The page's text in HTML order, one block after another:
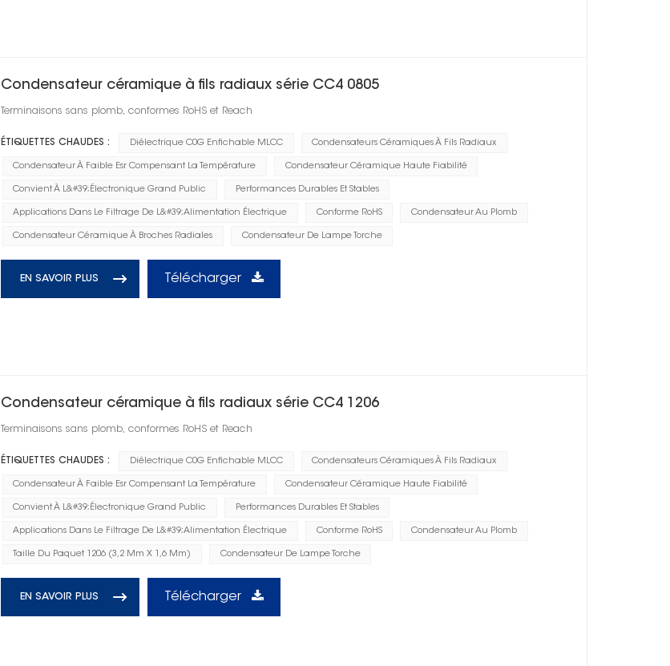
Condensateur céramique à fils radiaux série CC4 0805
Terminaisons sans plomb, conformes RoHS et Reach
ÉTIQUETTES CHAUDES : Diélectrique C0G Enfichable MLCC Condensateurs Céramiques À Fils Radiaux
Condensateur À Faible Esr Compensant La Température Condensateur Céramique Haute Fiabilité
Convient À L&#39;électronique Grand Public Performances Durables Et Stables
Applications Dans Le Filtrage De L&#39;alimentation Électrique Conforme RoHS Condensateur Au Plomb
Condensateur Céramique À Broches Radiales Condensateur De Lampe Torche
EN SAVOIR PLUS Télécharger
Condensateur céramique à fils radiaux série CC4 1206
Terminaisons sans plomb, conformes RoHS et Reach
ÉTIQUETTES CHAUDES : Diélectrique C0G Enfichable MLCC Condensateurs Céramiques À Fils Radiaux
Condensateur À Faible Esr Compensant La Température Condensateur Céramique Haute Fiabilité
Convient À L&#39;électronique Grand Public Performances Durables Et Stables
Applications Dans Le Filtrage De L&#39;alimentation Électrique Conforme RoHS Condensateur Au Plomb
Taille Du Paquet 1206 (3,2 Mm X 1,6 Mm) Condensateur De Lampe Torche
EN SAVOIR PLUS Télécharger